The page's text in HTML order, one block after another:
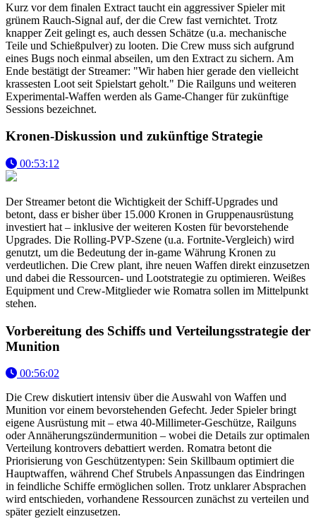
Kurz vor dem finalen Extract taucht ein aggressiver Spieler mit
grünem Rauch-Signal auf, der die Crew fast vernichtet. Trotz
knapper Zeit gelingt es, auch dessen Schätze (u.a. mechanische
Teile und Schießpulver) zu looten. Die Crew muss sich aufgrund
eines Bugs noch einmal abseilen, um den Extract zu sichern. Am
Ende bestätigt der Streamer: "Wir haben hier gerade den vielleicht
krassesten Loot seit Spielstart geholt." Die Railguns und weiteren
Experimental-Waffen werden als Game-Changer für zukünftige
Sessions bezeichnet.
Kronen-Diskussion und zukünftige Strategie
00:53:12
Der Streamer betont die Wichtigkeit der Schiff-Upgrades und
betont, dass er bisher über 15.000 Kronen in Gruppenausrüstung
investiert hat – inklusive der weiteren Kosten für bevorstehende
Upgrades. Die Rolling-PVP-Szene (u.a. Fortnite-Vergleich) wird
genutzt, um die Bedeutung der in-game Währung Kronen zu
verdeutlichen. Die Crew plant, ihre neuen Waffen direkt einzusetzen
und dabei die Ressourcen- und Lootstrategie zu optimieren. Weißes
Equipment und Crew-Mitglieder wie Romatra sollen im Mittelpunkt
stehen.
Vorbereitung des Schiffs und Verteilungsstrategie der
Munition
00:56:02
Die Crew diskutiert intensiv über die Auswahl von Waffen und
Munition vor einem bevorstehenden Gefecht. Jeder Spieler bringt
eigene Ausrüstung mit – etwa 40-Millimeter-Geschütze, Railguns
oder Annäherungszündermunition – wobei die Details zur optimalen
Verteilung kontrovers debattiert werden. Romatra betont die
Priorisierung von Geschützentypen: Sein Skillbaum optimiert die
Hauptwaffen, während Chef Strubels Anpassungen das Eindringen
in feindliche Schiffe ermöglichen sollen. Trotz unklarer Absprachen
wird entschieden, vorhandene Ressourcen zunächst zu verteilen und
später gezielt einzusetzen.